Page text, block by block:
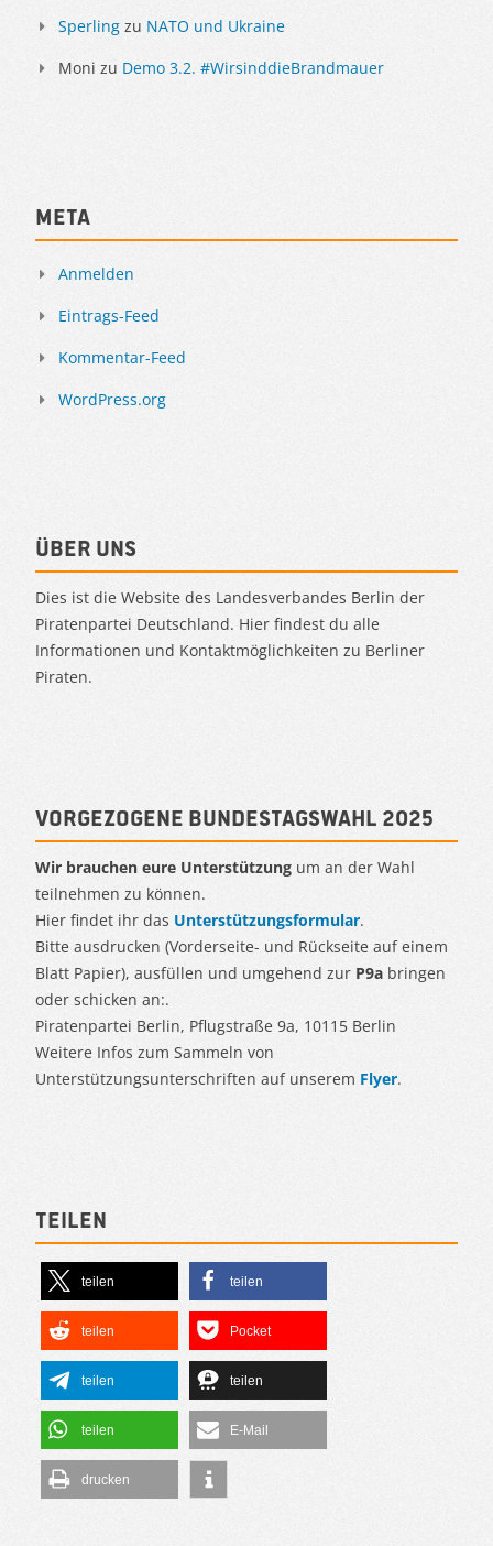
Sperling zu NATO und Ukraine
Moni zu Demo 3.2. #WirsinddieBrandmauer
Meta
Anmelden
Eintrags-Feed
Kommentar-Feed
WordPress.org
Über uns
Dies ist die Website des Landesverbandes Berlin der
Piratenpartei Deutschland. Hier findest du alle
Informationen und Kontaktmöglichkeiten zu Berliner
Piraten.
Vorgezogene Bundestagswahl 2025
Wir brauchen eure Unterstützung um an der Wahl
teilnehmen zu können.
Hier findet ihr das Unterstützungsformular.
Bitte ausdrucken (Vorderseite- und Rückseite auf einem
Blatt Papier), ausfüllen und umgehend zur P9a bringen
oder schicken an:.
Piratenpartei Berlin, Pflugstraße 9a, 10115 Berlin
Weitere Infos zum Sammeln von
Unterstützungsunterschriften auf unserem Flyer.
Teilen
teilen teilen
teilen Pocket
teilen teilen
teilen E-Mail
drucken